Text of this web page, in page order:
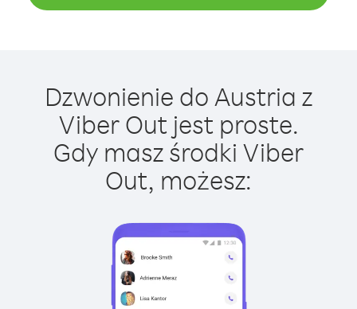
Dzwonienie do Austria z
Viber Out jest proste.
Gdy masz środki Viber
Out, możesz: